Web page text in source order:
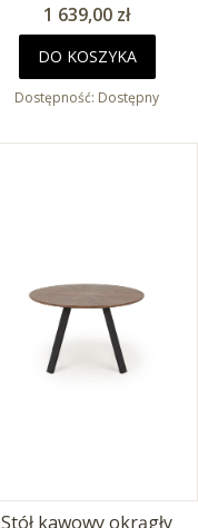
Cena
1 639,00 zł
DO KOSZYKA
Dostępność: Dostępny
Stół kawowy okrągły